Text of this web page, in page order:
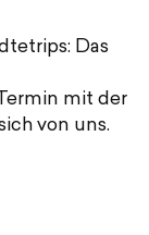
Das
mit der
von uns.